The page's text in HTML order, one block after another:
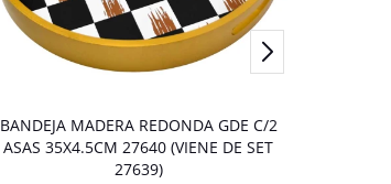
BANDEJA MADERA REDONDA GDE C/2
ASAS 35X4.5CM 27640 (VIENE DE SET
27639)